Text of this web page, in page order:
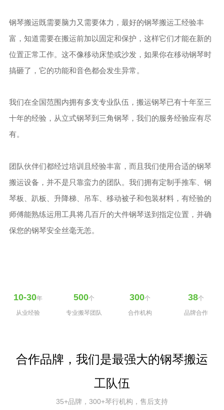
钢琴搬运既需要脑力又需要体力，最好的钢琴搬运工经验丰
富，知道需要在搬运前加以固定和保护，这样它们才能在新的
位置正常工作。这不像移动床垫或沙发，如果你在移动钢琴时
搞砸了，它的功能和音色都会发生异常。
我们在全国范围内拥有多支专业队伍，搬运钢琴已有十年至三
十年的经验，从立式钢琴到三角钢琴，我们的服务经验应有尽
有。
团队伙伴们都经过培训且经验丰富，而且我们使用合适的钢琴
搬运设备，并不是只靠蛮力的团队。我们拥有定制手推车、钢
琴板、趴板、升降梯、吊车、移动被子和包装材料，有经验的
师傅能熟练运用工具将几百斤的大件钢琴送到指定位置，并确
保您的钢琴安全丝毫无恙。
10-30年
从业经验
500个
专业搬琴团队
300个
合作机构
38个
品牌合作
合作品牌，我们是最强大的钢琴搬运
工队伍
35+品牌，300+琴行机构，售后支持